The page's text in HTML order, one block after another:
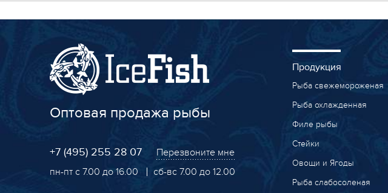
Оптовая продажа рыбы
+7 (495) 255 28 07
Перезвоните мне
пн-пт с 7.00 до 16.00
сб-вс 7.00 до 12.00
Продукция
Рыба свежемороженая
Рыба охлажденная
Филе рыбы
Стейки
Овощи и Ягоды
Рыба слабосоленая